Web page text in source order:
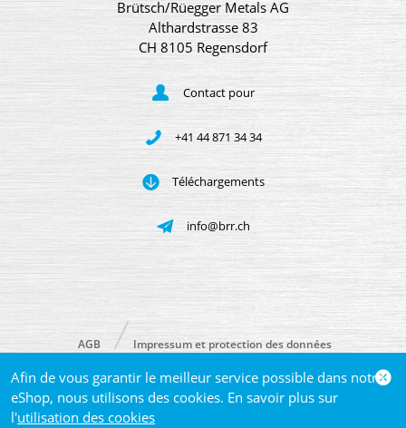
Afin de vous garantir le meilleur service possible dans notre
eShop, nous utilisons des cookies. En savoir plus sur
l'utilisation des cookies
Brütsch/Rüegger Metals AG
Althardstrasse 83
CH 8105 Regensdorf
Contact pour
+41 44 871 34 34
Téléchargements
info@brr.ch
© 2026 Brütsch/Rüegger Metals AG
AGB Impressum et protection des données
powered by polynorm